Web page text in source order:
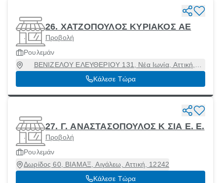
26. ΧΑΤΖΟΠΟΥΛΟΣ ΚΥΡΙΑΚΟΣ ΑΕ
Προβολή
Ρουλεμάν
ΒΕΝΙΖΕΛΟΥ ΕΛΕΥΘΕΡΙΟΥ 131, Νέα Ιωνία, Αττική,
14231
Κάλεσε Τώρα
27. Γ. ΑΝΑΣΤΑΣΟΠΟΥΛΟΣ Κ ΣΙΑ Ε. Ε.
Προβολή
Ρουλεμάν
Δωρίδος 60, ΒΙΑΜΑΞ, Αιγάλεω, Αττική, 12242
Κάλεσε Τώρα